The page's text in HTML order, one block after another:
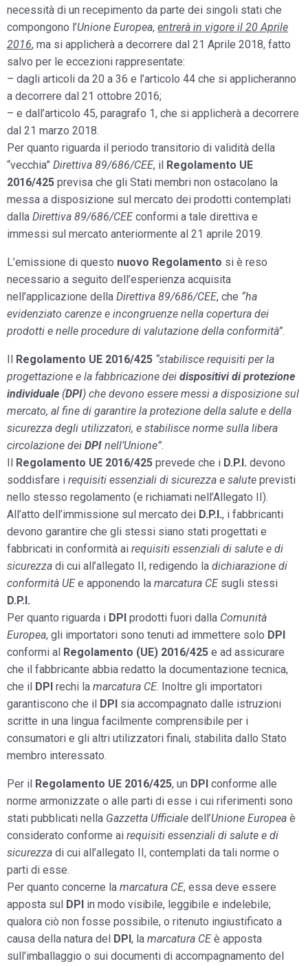
necessità di un recepimento da parte dei singoli stati che
compongono l’Unione Europea, entrerà in vigore il 20 Aprile
2016, ma si applicherà a decorrere dal 21 Aprile 2018, fatto
salvo per le eccezioni rappresentate:
– dagli articoli da 20 a 36 e l’articolo 44 che si applicheranno
a decorrere dal 21 ottobre 2016;
– e dall’articolo 45, paragrafo 1, che si applicherà a decorrere
dal 21 marzo 2018.
Per quanto riguarda il periodo transitorio di validità della
“vecchia” Direttiva 89/686/CEE, il Regolamento UE
2016/425 previsa che gli Stati membri non ostacolano la
messa a disposizione sul mercato dei prodotti contemplati
dalla Direttiva 89/686/CEEconformi a tale direttiva e
immessi sul mercato anteriormente al 21 aprile 2019.
L’emissione di questo nuovo Regolamento si è reso
necessario a seguito dell’esperienza acquisita
nell’applicazione della Direttiva 89/686/CEE, che “ha
evidenziato carenze e incongruenze nella copertura dei
prodotti e nelle procedure di valutazione della conformità”.
Il Regolamento UE 2016/425 “stabilisce requisiti per la
progettazione e la fabbricazione dei dispositivi di protezione
individuale (DPI) che devono essere messi a disposizione sul
mercato, al fine di garantire la protezione della salute e della
sicurezza degli utilizzatori, e stabilisce norme sulla libera
circolazione dei DPI nell’Unione”.
Il Regolamento UE 2016/425 prevede che i D.P.I. devono
soddisfare i requisiti essenziali di sicurezza e salute previsti
nello stesso regolamento (e richiamati nell’Allegato II).
All’atto dell’immissione sul mercato dei D.P.I., i fabbricanti
devono garantire che gli stessi siano stati progettati e
fabbricati in conformità ai requisiti essenziali di salute e di
sicurezza di cui all’allegato II, redigendo la dichiarazione di
conformità UEe apponendo la marcatura CEsugli stessi
D.P.I.
Per quanto riguarda i DPI prodotti fuori dalla Comunità
Europea, gli importatori sono tenuti ad immettere solo DPI
conformi al Regolamento (UE) 2016/425 e ad assicurare
che il fabbricante abbia redatto la documentazione tecnica,
che il DPI rechi la marcatura CE. Inoltre gli importatori
garantiscono che il DPI sia accompagnato dalle istruzioni
scritte in una lingua facilmente comprensibile per i
consumatori e gli altri utilizzatori finali, stabilita dallo Stato
membro interessato.
Per il Regolamento UE 2016/425, un DPI conforme alle
norme armonizzate o alle parti di esse i cui riferimenti sono
stati pubblicati nella Gazzetta Ufficiale dell’Unione Europea è
considerato conforme ai requisiti essenziali di salute e di
sicurezza di cui all’allegato II, contemplati da tali norme o
parti di esse.
Per quanto concerne la marcatura CE, essa deve essere
apposta sul DPI in modo visibile, leggibile e indelebile;
qualora ciò non fosse possibile, o ritenuto ingiustificato a
causa della natura del DPI, la marcatura CEè apposta
sull’imballaggio o sui documenti di accompagnamento del